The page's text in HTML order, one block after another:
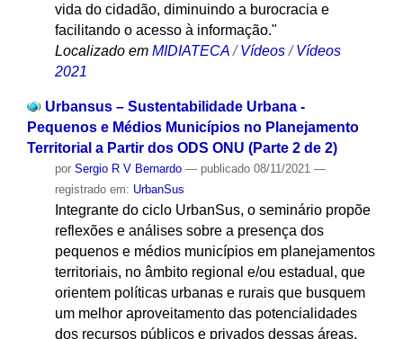
vida do cidadão, diminuindo a burocracia e
facilitando o acesso à informação."
Localizado em MIDIATECA /Vídeos /Vídeos
2021
Urbansus – Sustentabilidade Urbana -
Pequenos e Médios Municípios no Planejamento
Territorial a Partir dos ODS ONU (Parte 2 de 2)
por Sergio R V Bernardo — publicado08/11/2021 —
registrado em: UrbanSus
Integrante do ciclo UrbanSus, o seminário propõe
reflexões e análises sobre a presença dos
pequenos e médios municípios em planejamentos
territoriais, no âmbito regional e/ou estadual, que
orientem políticas urbanas e rurais que busquem
um melhor aproveitamento das potencialidades
dos recursos públicos e privados dessas áreas.